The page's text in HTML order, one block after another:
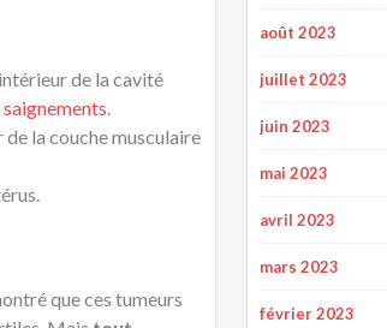
de la cavité
saignements.
de la couche musculaire
que ces tumeurs
août 2023
juillet 2023
juin 2023
mai 2023
avril 2023
mars 2023
février 2023